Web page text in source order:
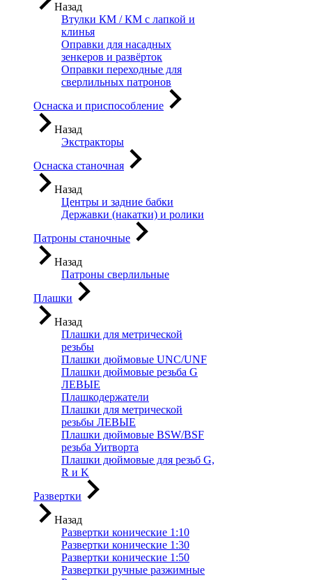
Назад
Втулки КМ / КМ с лапкой и
клинья
Оправки для насадных
зенкеров и развёрток
Оправки переходные для
сверлильных патронов
Оснаска и приспособление
Назад
Экстракторы
Оснаска станочная
Назад
Центры и задние бабки
Державки (накатки) и ролики
Патроны станочные
Назад
Патроны сверлильные
Плашки
Назад
Плашки для метрической
резьбы
Плашки дюймовые UNC/UNF
Плашки дюймовые резьба G
ЛЕВЫЕ
Плашкодержатели
Плашки для метрической
резьбы ЛЕВЫЕ
Плашки дюймовые BSW/BSF
резьба Уитворта
Плашки дюймовые для резьб G,
R и K
Развертки
Назад
Развертки конические 1:10
Развертки конические 1:30
Развертки конические 1:50
Развертки ручные разжимные